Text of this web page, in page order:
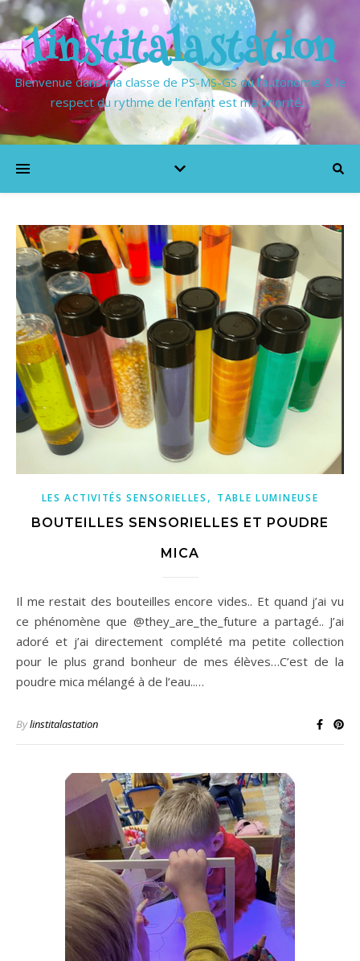
1institalastation
Bienvenue dans ma classe de PS-MS-GS où l'autonomie & le
respect du rythme de l'enfant est ma priorité…
LES ACTIVITÉS SENSORIELLES , TABLE LUMINEUSE
BOUTEILLES SENSORIELLES ET POUDRE
MICA
Il me restait des bouteilles encore vides.. Et quand j’ai vu
ce phénomène que @they_are_the_future a partagé.. J’ai
adoré et j’ai directement complété ma petite collection
pour le plus grand bonheur de mes élèves…C’est de la
poudre mica mélangé à de l’eau..…
Bylinstitalastation